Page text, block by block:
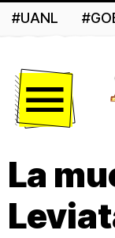
#UANL
La